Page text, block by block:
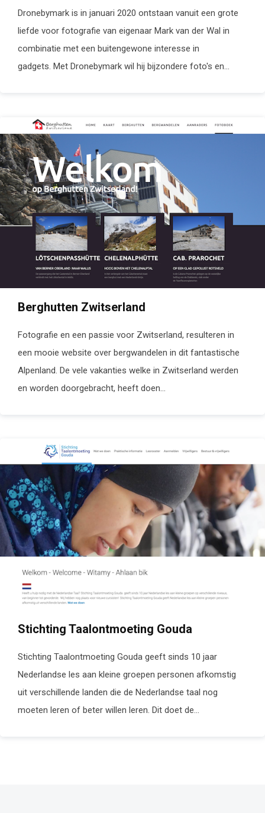
Dronebymark is in januari 2020 ontstaan vanuit een grote
liefde voor fotografie van eigenaar Mark van der Wal in
combinatie met een buitengewone interesse in
gadgets. Met Dronebymark wil hij bijzondere foto's en...
Berghutten Zwitserland
Fotografie en een passie voor Zwitserland, resulteren in
een mooie website over bergwandelen in dit fantastische
Alpenland. De vele vakanties welke in Zwitserland werden
en worden doorgebracht, heeft doen...
Stichting Taalontmoeting Gouda
Stichting Taalontmoeting Gouda geeft sinds 10 jaar
Nederlandse les aan kleine groepen personen afkomstig
uit verschillende landen die de Nederlandse taal nog
moeten leren of beter willen leren. Dit doet de...